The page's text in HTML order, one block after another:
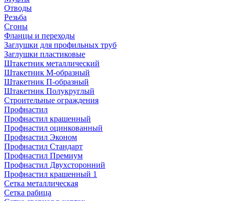
Отводы
Резьба
Сгоны
Фланцы и переходы
Заглушки для профильных труб
Заглушки пластиковые
Штакетник металлический
Штакетник М-образный
Штакетник П-образный
Штакетник Полукруглый
Строительные ограждения
Профнастил
Профнастил крашенный
Профнастил оцинкованный
Профнастил Эконом
Профнастил Стандарт
Профнастил Премиум
Профнастил Двухсторонний
Профнастил крашенный 1
Сетка металлическая
Сетка рабица